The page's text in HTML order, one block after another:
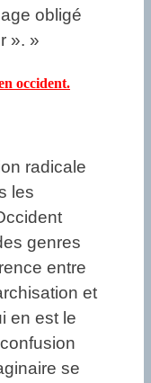
obligé
». »
occident.
radicale
les
genres
entre
et
en est le
se